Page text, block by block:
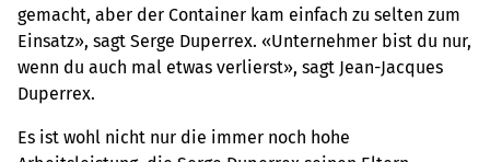
gemacht, aber der Container kam einfach zu selten zum
Einsatz», sagt Serge Duperrex. «Unternehmer bist du nur,
wenn du auch mal etwas verlierst», sagt Jean-Jacques
Duperrex.
Es ist wohl nicht nur die immer noch hohe